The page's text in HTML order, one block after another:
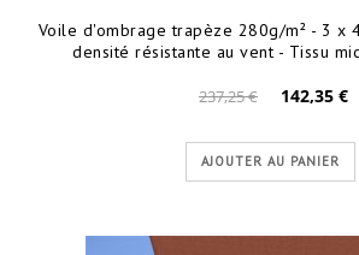
Voile d'ombrage trapèze 280g/m² - 3 x
densité résistante au vent - Tissu
237,25 € 142,35 €
AJOUTER AU PANIER